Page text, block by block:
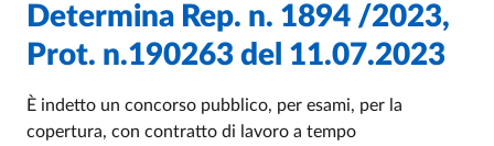
Determina Rep. n. 1894 /2023,
Prot. n.190263 del 11.07.2023
È indetto un concorso pubblico, per esami, per la
copertura, con contratto di lavoro a tempo